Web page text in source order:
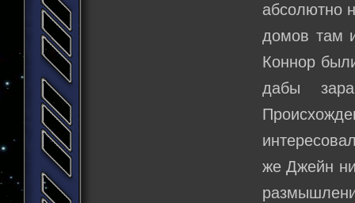
абсолютно
домов там
Коннор
дабы
же Джейн